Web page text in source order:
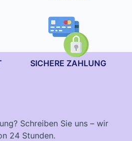
SICHERE ZAHLUNG
Schreiben Sie uns – wir
24 Stunden.